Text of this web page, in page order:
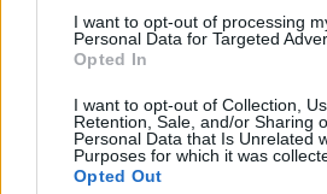
consent section.
I want to opt-out of processing
Personal Data for Targeted
Opted In
I want to opt-out of Collection,
Retention, Sale, and/or Sharing
Personal Data that Is Unrelated
Purposes for which it was
Opted Out